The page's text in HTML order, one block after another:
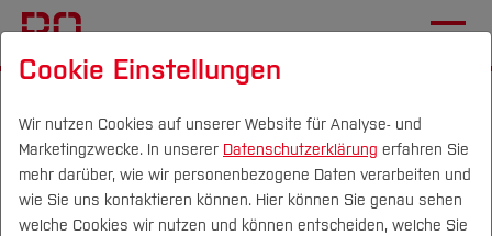
Campus Personen DE|EN Quicklinks
Forschung
3DLight OnSite
Menü aufklappen
Cookie Einstellungen
Wir nutzen Cookies auf unserer Website für Analyse- und
Marketingzwecke. In unserer Datenschutzerklärung erfahren Sie
mehr darüber, wie wir personenbezogene Daten verarbeiten und
wie Sie uns kontaktieren können. Hier können Sie genau sehen
welche Cookies wir nutzen und können entscheiden, welche Sie